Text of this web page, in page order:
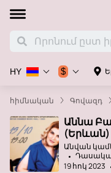
HY $
հիմնական Գովազդ
Աննա
(Երևան)
Անվան
19 հոկ 2023